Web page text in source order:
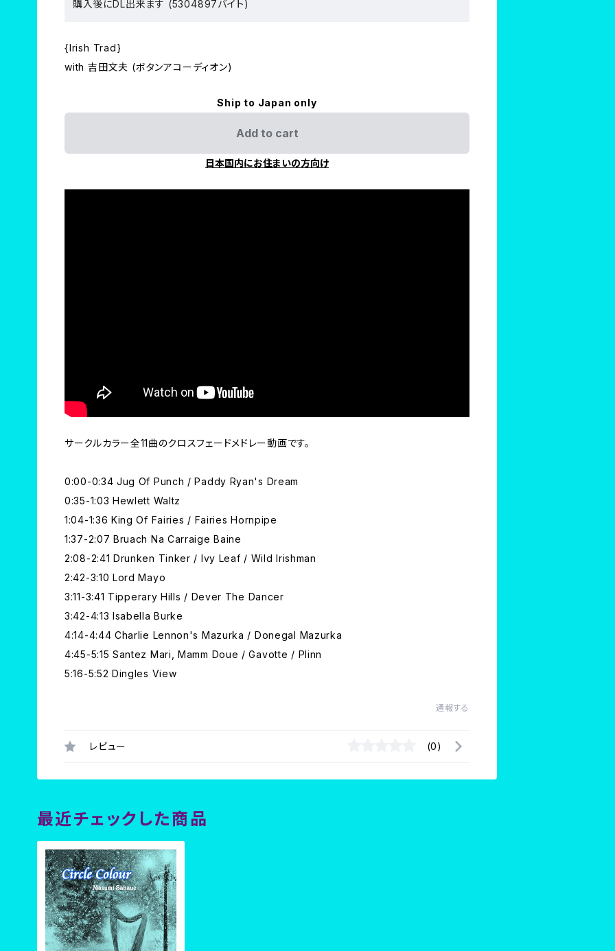
購入後にDL出来ます (5304897バイト)
{Irish Trad}
with 吉田文夫 (ボタンアコーディオン)
Ship to Japan only
Add to cart
日本国内にお住まいの方向け
サークルカラー全11曲のクロスフェードメドレー動画です。
0:00-0:34 Jug Of Punch / Paddy Ryan's Dream
0:35-1:03 Hewlett Waltz
1:04-1:36 King Of Fairies / Fairies Hornpipe
1:37-2:07 Bruach Na Carraige Baine
2:08-2:41 Drunken Tinker / Ivy Leaf / Wild Irishman
2:42-3:10 Lord Mayo
3:11-3:41 Tipperary Hills / Dever The Dancer
3:42-4:13 Isabella Burke
4:14-4:44 Charlie Lennon's Mazurka / Donegal Mazurka
4:45-5:15 Santez Mari, Mamm Doue / Gavotte / Plinn
5:16-5:52 Dingles View
通報する
レビュー (0)
最近チェックした商品